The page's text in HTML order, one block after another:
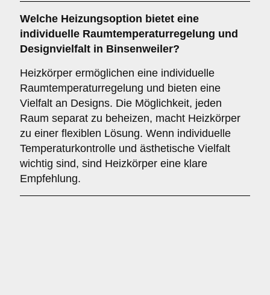
Welche Heizungsoption bietet eine
individuelle Raumtemperaturregelung und
Designvielfalt in Binsenweiler?
Heizkörper ermöglichen eine individuelle
Raumtemperaturregelung und bieten eine
Vielfalt an Designs. Die Möglichkeit, jeden
Raum separat zu beheizen, macht Heizkörper
zu einer flexiblen Lösung. Wenn individuelle
Temperaturkontrolle und ästhetische Vielfalt
wichtig sind, sind Heizkörper eine klare
Empfehlung.